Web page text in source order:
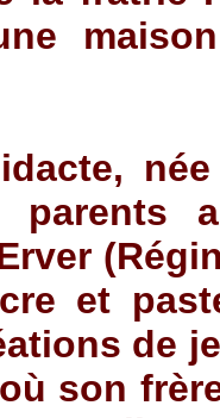
parents
et
de
son